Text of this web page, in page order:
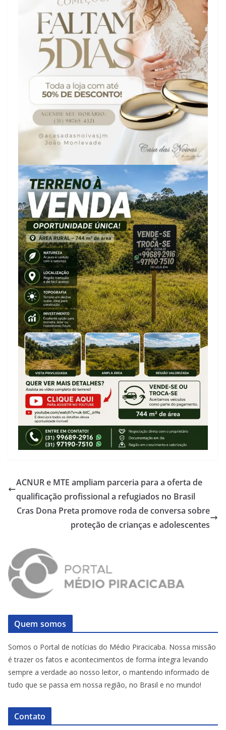
ACNUR e MTE ampliam parceria para a oferta de
qualificação profissional a refugiados no Brasil
Cras Dona Preta promove roda de conversa sobre
proteção de crianças e adolescentes
Quem somos
Somos o Portal de notícias do Médio Piracicaba. Nossa missão
é trazer os fatos e acontecimentos de forma íntegra levando
sempre a verdade ao nosso leitor, o mantendo informado de
tudo que se passa em nossa região, no Brasil e no mundo!
Contato